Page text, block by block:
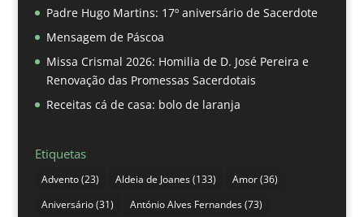
Padre Hugo Martins: 17º aniversário de Sacerdote
Mensagem de Páscoa
Missa Crismal 2026: Homilia de D. José Pereira e
Renovação das Promessas Sacerdotais
Receitas cá de casa: bolo de laranja
Etiquetas
Advento(23) Aldeia de Joanes(133) Amor(36)
Aniversário(31) António Alves Fernandes(73)